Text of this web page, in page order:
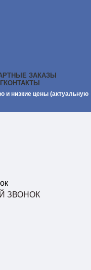
ЗАКАЗЫ
КОНТАКТЫ
и низкие цены (актуальную
ЗВОНОК